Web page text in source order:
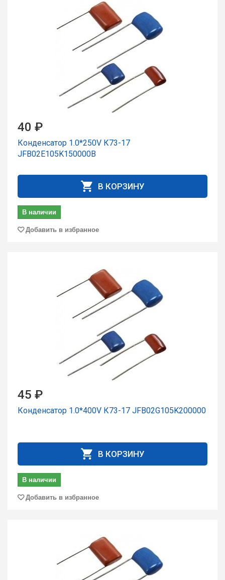
40 ₽
Конденсатор 1.0*250V К73-17
JFB02E105K150000B
В КОРЗИНУ
В наличии
Добавить в избранное
45 ₽
Конденсатор 1.0*400V К73-17 JFB02G105K200000
В КОРЗИНУ
В наличии
Добавить в избранное